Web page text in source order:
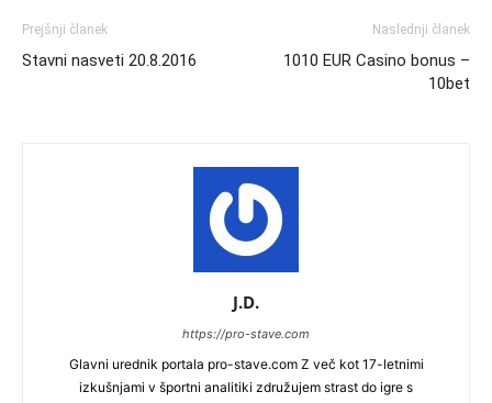
Prejšnji članek
Stavni nasveti 20.8.2016
Naslednji članek
1010 EUR Casino bonus –
10bet
J.D.
https://pro-stave.com
Glavni urednik portala pro-stave.com Z več kot 17-letnimi
izkušnjami v športni analitiki združujem strast do igre s